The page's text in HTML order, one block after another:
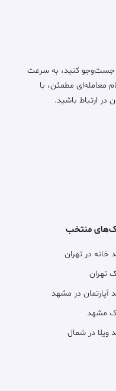
جست‌وجو کنید، به سرعت
معامله‌ای مطمئن، با
ارتباط باشید.
منتخب
خانه در تهران
تهران
آپارتمان در مشهد
مشهد
ویلا در شمال